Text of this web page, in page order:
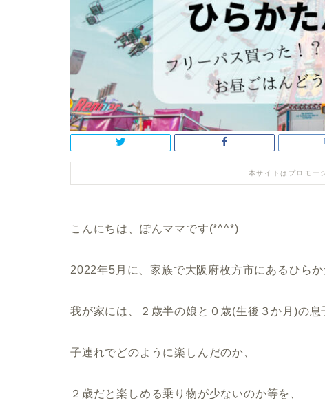
本サイトはプロモー
こんにちは、ぽんママです(*^^*)
2022年5月に、家族で大阪府枚方市にある ひら
我が家には、２歳半の娘と０歳(生後３か月)の息
子連れでどのように楽しんだのか、
２歳だと楽しめる乗り物が少ないのか等を、